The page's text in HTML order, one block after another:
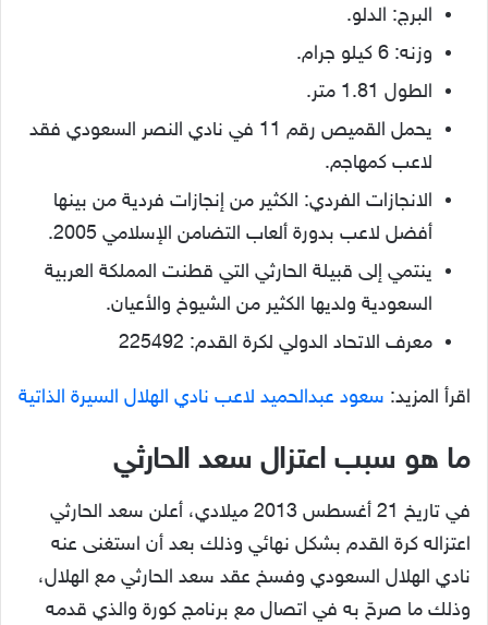
البرج: الدلو.
وزنه: 6 كيلو جرام.
الطول 1.81 متر.
يحمل القميص رقم 11 في نادي النصر السعودي فقد
لاعب كمهاجم.
الانجازات الفردي: الكثير من إنجازات فردية من بينها
أفضل لاعب بدورة ألعاب التضامن الإسلامي 2005.
ينتمي إلى قبيلة الحارثي التي قطنت المملكة العربية
السعودية ولديها الكثير من الشيوخ والأعيان.
معرف الاتحاد الدولي لكرة القدم: 225492
اقرأ المزيد: سعود عبدالحميد لاعب نادي الهلال السيرة الذاتية
ما هو سبب اعتزال سعد الحارثي
في تاريخ 21 أغسطس 2013 ميلادي، أعلن سعد الحارثي
اعتزاله كرة القدم بشكل نهائي وذلك بعد أن استغنى عنه
نادي الهلال السعودي وفسخ عقد سعد الحارثي مع الهلال،
وذلك ما صرحّ به في اتصال مع برنامج كورة والذي قدمه